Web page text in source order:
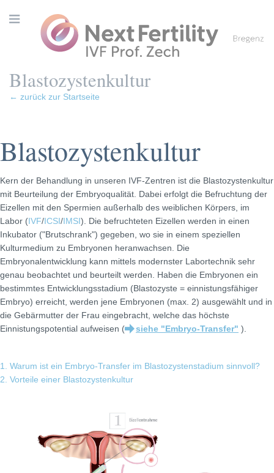
Blastozystenkultur
← zurück zur Startseite
Blastozystenkultur
Kern der Behandlung in unseren IVF-Zentren ist die Blastozystenkultur
mit Beurteilung der Embryoqualität. Dabei erfolgt die Befruchtung der
Eizellen mit den Spermien außerhalb des weiblichen Körpers, im
Labor (IVF/ICSI/IMSI). Die befruchteten Eizellen werden in einen
Inkubator ("Brutschrank") gegeben, wo sie in einem speziellen
Kulturmedium zu Embryonen heranwachsen. Die
Embryonalentwicklung kann mittels modernster Labortechnik sehr
genau beobachtet und beurteilt werden. Haben die Embryonen ein
bestimmtes Entwicklungsstadium (Blastozyste = einnistungsfähiger
Embryo) erreicht, werden jene Embryonen (max. 2) ausgewählt und in
die Gebärmutter der Frau eingebracht, welche das höchste
Einnistungspotential aufweisen (
siehe "Embryo-Transfer" ).
1. Warum ist ein Embryo-Transfer im Blastozystenstadium sinnvoll?
2. Vorteile einer Blastozystenkultur